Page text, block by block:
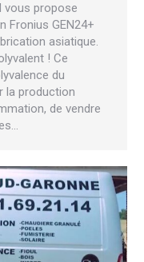
vous propose
Fronius GEN24+
asiatique.
! Ce
du
la production
de vendre